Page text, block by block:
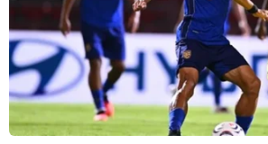
Viết Thành
Theo dõi VietnamPlus